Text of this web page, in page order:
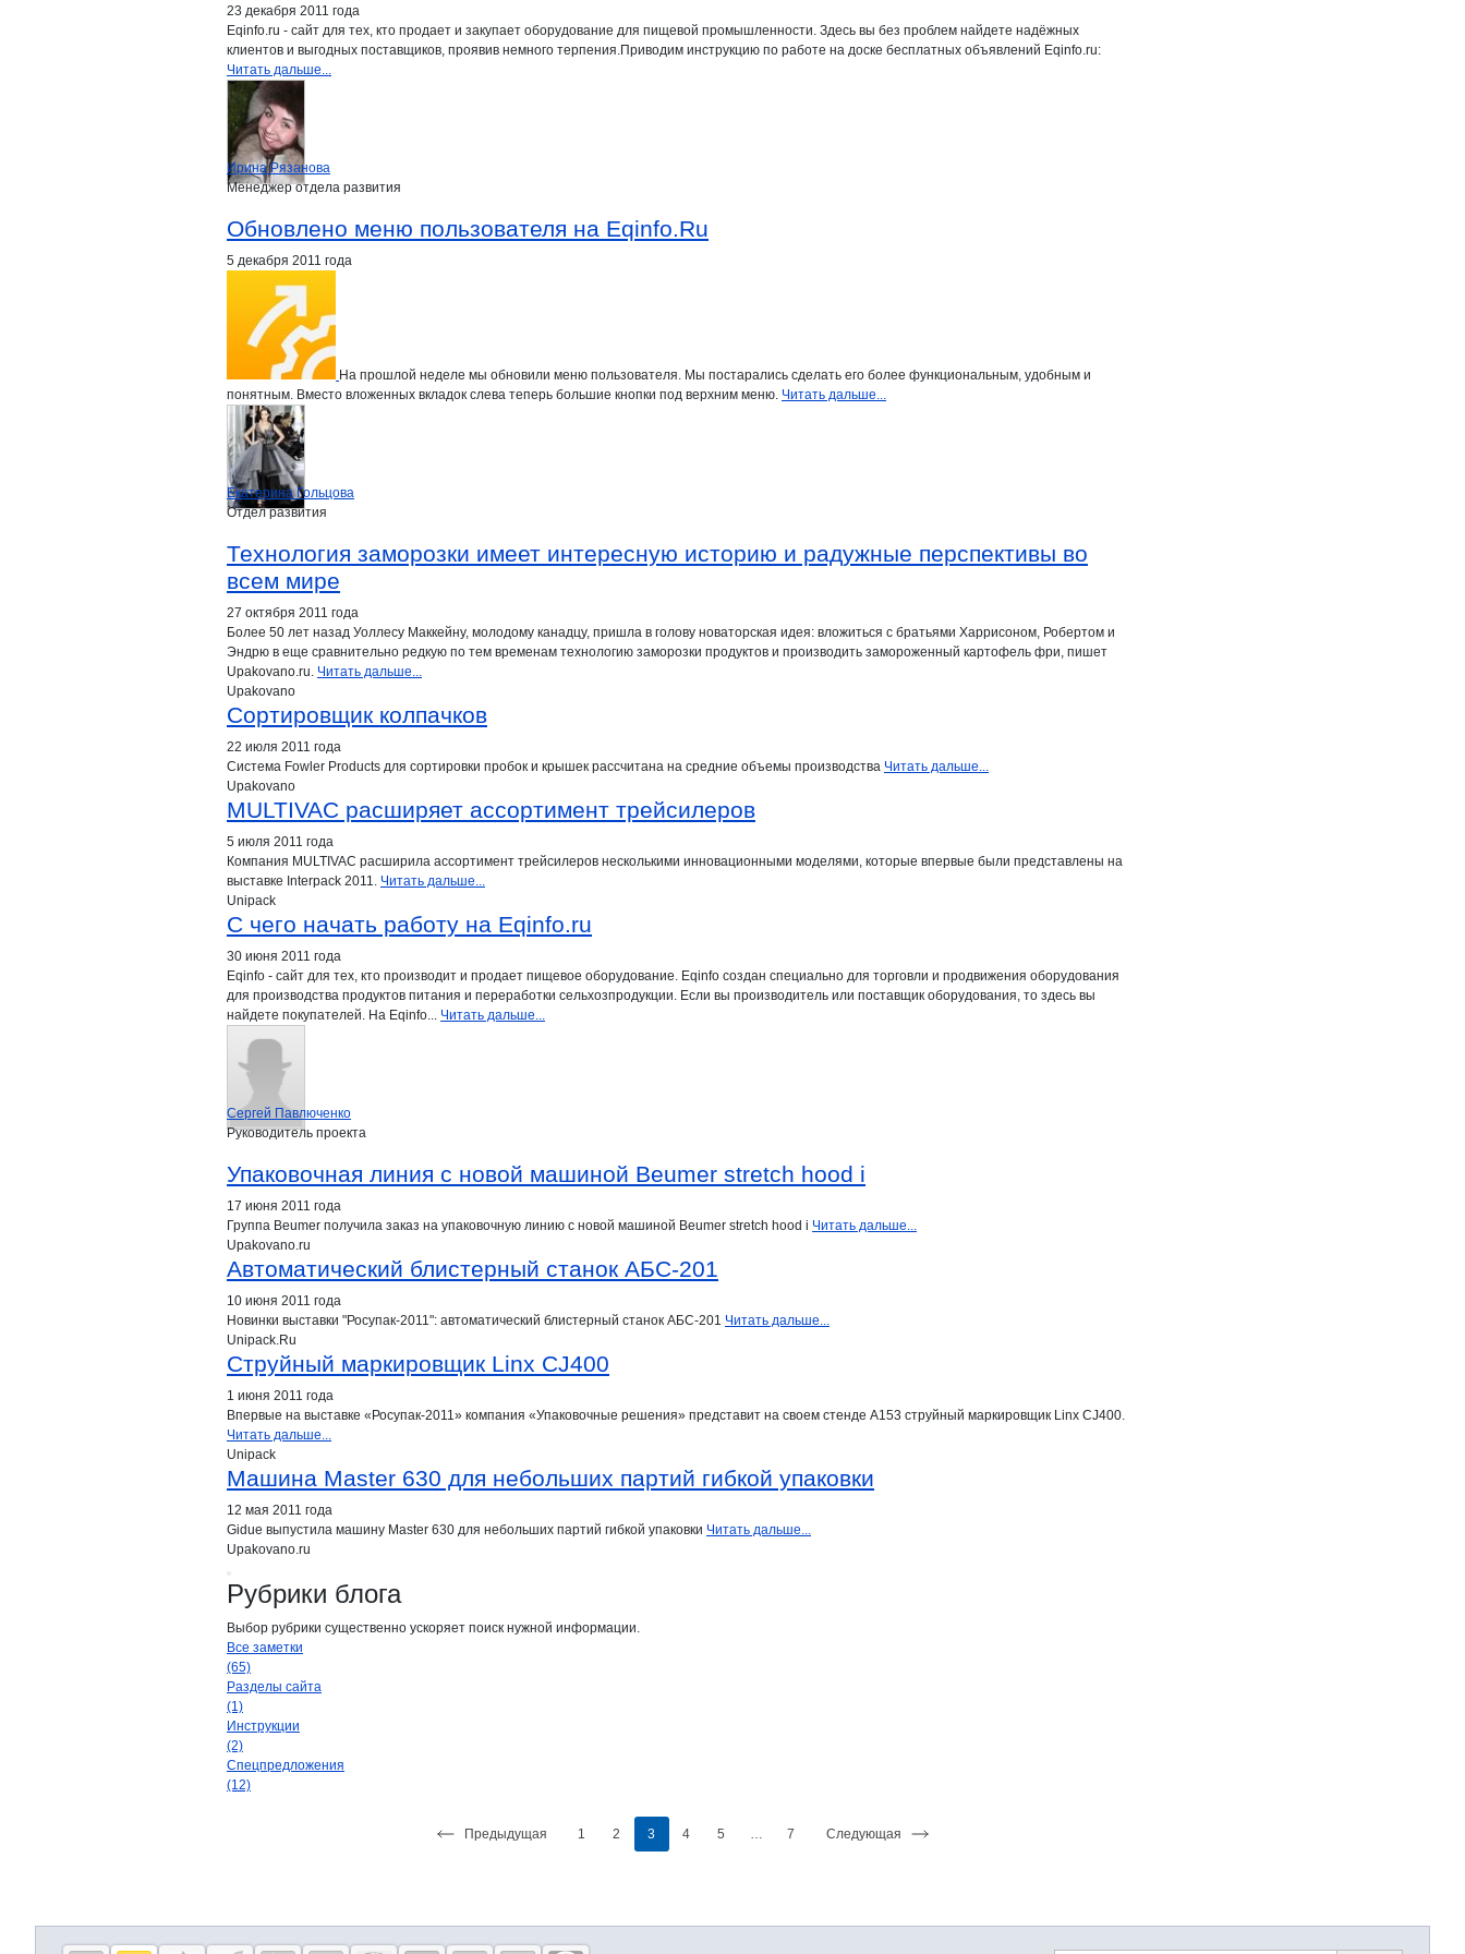
23 декабря 2011 года
Eqinfo.ru - сайт для тех, кто продает и закупает оборудование для пищевой промышленности. Здесь вы без проблем найдете надёжных
клиентов и выгодных поставщиков, проявив немного терпения.Приводим инструкцию по работе на доске бесплатных объявлений Eqinfo.ru:
Читать дальше...
Ирина Рязанова
Менеджер отдела развития
Обновлено меню пользователя на Eqinfo.Ru
5 декабря 2011 года
На прошлой неделе мы обновили меню пользователя. Мы постарались сделать его более функциональным, удобным и
понятным. Вместо вложенных вкладок слева теперь большие кнопки под верхним меню. Читать дальше...
Екатерина Гольцова
Отдел развития
Технология заморозки имеет интересную историю и радужные перспективы во
всем мире
27 октября 2011 года
Более 50 лет назад Уоллесу Маккейну, молодому канадцу, пришла в голову новаторская идея: вложиться с братьями Харрисоном, Робертом и
Эндрю в еще сравнительно редкую по тем временам технологию заморозки продуктов и производить замороженный картофель фри, пишет
Upakovаno.ru. Читать дальше...
Upakovano
Сортировщик колпачков
22 июля 2011 года
Система Fowler Products для сортировки пробок и крышек рассчитана на средние объемы производства Читать дальше...
Upakovano
MULTIVAC расширяет ассортимент трейсилеров
5 июля 2011 года
Компания MULTIVAC расширила ассортимент трейсилеров несколькими инновационными моделями, которые впервые были представлены на
выставке Interpack 2011. Читать дальше...
Unipack
С чего начать работу на Eqinfo.ru
30 июня 2011 года
Eqinfo - сайт для тех, кто производит и продает пищевое оборудование. Eqinfo создан специально для торговли и продвижения оборудования
для производства продуктов питания и переработки сельхозпродукции. Если вы производитель или поставщик оборудования, то здесь вы
найдете покупателей. На Eqinfo... Читать дальше...
Сергей Павлюченко
Руководитель проекта
Упаковочная линия с новой машиной Beumer stretch hood i
17 июня 2011 года
Группа Beumer получила заказ на упаковочную линию с новой машиной Beumer stretch hood i Читать дальше...
Upakovano.ru
Автоматический блистерный станок АБС-201
10 июня 2011 года
Новинки выставки "Росупак-2011": автоматический блистерный станок АБС-201 Читать дальше...
Unipack.Ru
Cтруйный маркировщик Linx CJ400
1 июня 2011 года
Впервые на выставке «Росупак-2011» компания «Упаковочные решения» представит на своем стенде А153 струйный маркировщик Linx CJ400.
Читать дальше...
Unipack
Машина Master 630 для небольших партий гибкой упаковки
12 мая 2011 года
Gidue выпустила машину Master 630 для небольших партий гибкой упаковки Читать дальше...
Upakovano.ru
Рубрики блога
Выбор рубрики существенно ускоряет поиск нужной информации.
Все заметки
(65)
Разделы сайта
(1)
Инструкции
(2)
Спецпредложения
(12)
Предыдущая 1 2 3 4 5 … 7 Следующая
Дополнительная информация